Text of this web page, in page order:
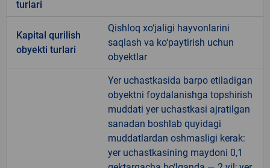
turlari
Kapital qurilish
obyekti turlari
Qishloq xo‘jaligi hayvonlarini
saqlash va ko‘paytirish uchun
obyektlar
Yer uchastkasida barpo etiladigan
obyektni foydalanishga topshirish
muddati yer uchastkasi ajratilgan
sanadan boshlab quyidagi
muddatlardan oshmasligi kerak:
yer uchastkasining maydoni 0,1